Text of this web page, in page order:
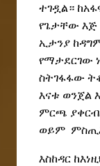
ተገዷል።
የጌታቸው እጅ
ኢታንያ ከዳግም
የማታደርገው
ስትገፋፋው
እናቱ ወንጀል
ምርጫ
ወይም
እስከዳር